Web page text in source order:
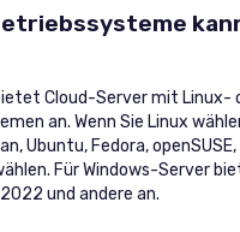
bietet Cloud-Server mit Linux-
an. Wenn Sie Linux
Ubuntu, Fedora,
Für Windows-Server
und andere an.